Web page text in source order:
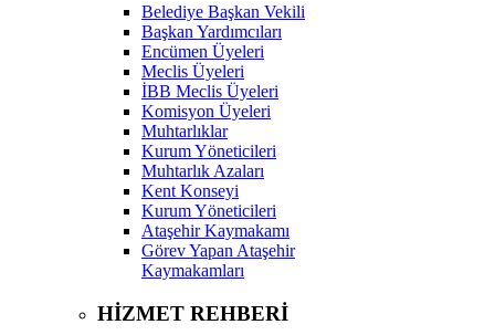
Belediye Başkan Vekili
Başkan Yardımcıları
Encümen Üyeleri
Meclis Üyeleri
İBB Meclis Üyeleri
Komisyon Üyeleri
Muhtarlıklar
Kurum Yöneticileri
Muhtarlık Azaları
Kent Konseyi
Kurum Yöneticileri
Ataşehir Kaymakamı
Görev Yapan Ataşehir
Kaymakamları
HİZMET REHBERİ